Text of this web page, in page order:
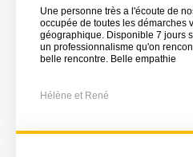
Une personne très a l'écoute de
occupée de toutes les démarches
géographique. Disponible 7 jours
un professionnalisme qu'on rencontre
belle rencontre. Belle empathie
Hélène et René